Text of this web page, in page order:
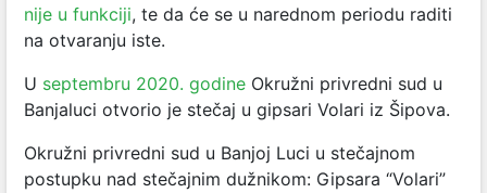
nije u funkciji, te da će se u narednom periodu raditi
na otvaranju iste.
U septembru 2020. godine Okružni privredni sud u
Banjaluci otvorio je stečaj u gipsari Volari iz Šipova.
Okružni privredni sud u Banjoj Luci u stečajnom
postupku nad stečajnim dužnikom: Gipsara “Volari”